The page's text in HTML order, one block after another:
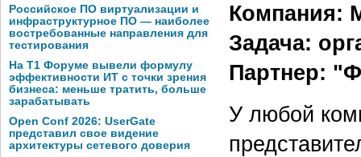
Российское ПО виртуализации и
инфраструктурное ПО — наиболее
востребованные направления для
тестирования
На Т1 Форуме вывели формулу
эффективности ИТ с точки зрения
бизнеса: меньше тратить, больше
зарабатывать
Open Conf 2026: UserGate
представил свое видение
архитектуры сетевого доверия
Компания:
Задача:
Партнер:
У любой